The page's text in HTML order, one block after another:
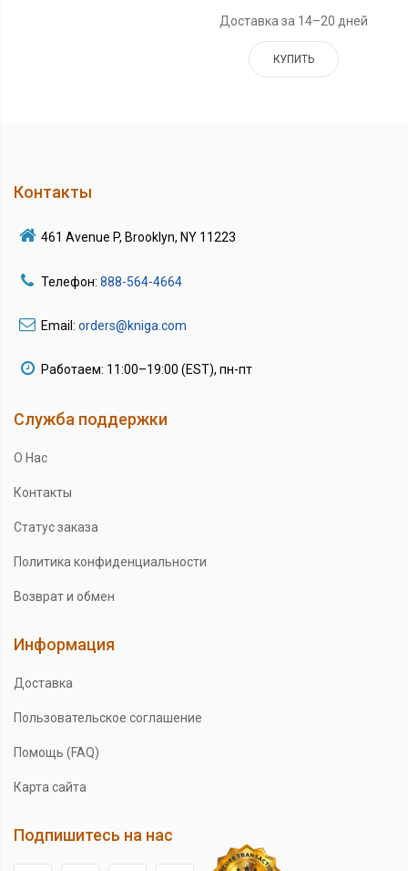
Доставка за 14–20 дней
КУПИТЬ
Контакты
461 Avenue P, Brooklyn, NY 11223
Телефон: 888-564-4664
Email: orders@kniga.com
Работаем: 11:00–19:00 (EST), пн-пт
Служба поддержки
О Нас
Контакты
Статус заказа
Политика конфиденциальности
Возврат и обмен
Информация
Доставка
Пользовательское соглашение
Помощь (FAQ)
Карта сайта
Подпишитесь на нас